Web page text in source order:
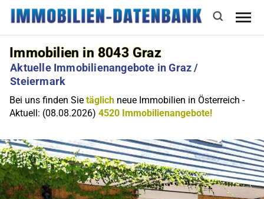
Immobilien in 8043 Graz
Aktuelle Immobilienangebote in Graz /
Steiermark
Bei uns finden Sietäglich neue Immobilien in Österreich -
Aktuell: (08.08.2026)4520 Immobilienangebote!